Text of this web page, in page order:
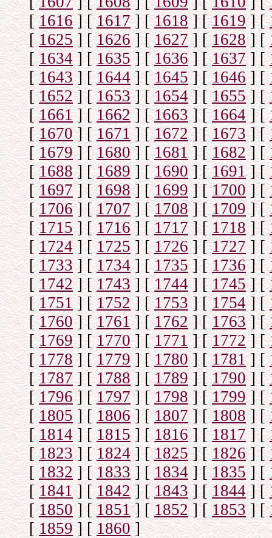
[1616] [1617] [1618] [1619] [
[1625] [1626] [1627] [1628] [
[1634] [1635] [1636 ] [1637] [
[1643] [1644] [1645] [1646] [
[1652] [1653] [1654] [1655] [
[1661] [1662] [1663] [1664] [
[1670] [1671] [1672] [1673] [
[1679] [1680] [1681 ] [1682] [
[1688] [1689] [1690] [1691] [
[1697] [1698] [1699] [1700] [
[1706] [1707] [1708] [1709] [
[1715] [1716] [1717] [1718] [
[1724] [1725] [1726] [1727] [
[1733] [1734] [1735] [1736] [
[1742] [1743] [1744] [1745] [
[1751] [1752] [1753] [1754] [
[1760] [1761] [1762] [1763] [
[ 1769] [1770] [1771] [1772] [
[1778] [1779] [1780] [1781] [
[1787] [1788] [1789 ] [1790] [
[1796] [1797] [1798] [1799] [
[1805] [1806] [1807] [1808] [
[1814] [1815] [1816] [1817] [
[1823] [1824] [1825] [1826] [
[1832] [1833] [1834 ] [1835] [
[1841] [1842] [1843] [1844] [
[1850] [1851] [1852] [1853] [
[1859] [1860]